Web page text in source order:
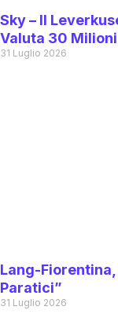
Sky – Il
Valuta 30 Milioni
31 Luglio 2026
Lang-Fiorentina,
Paratici”
31 Luglio 2026